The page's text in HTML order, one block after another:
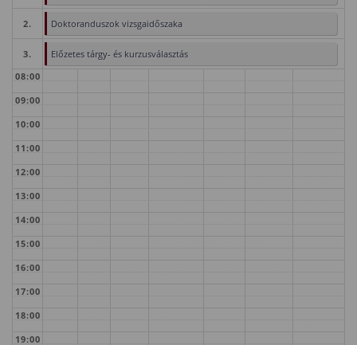
2. Doktoranduszok vizsgaidőszaka
3.
Előzetes tárgy- és kurzusválasztás
08:00
09:00
10:00
11:00
12:00
13:00
14:00
15:00
16:00
17:00
18:00
19:00